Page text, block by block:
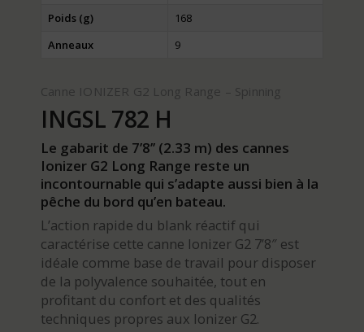
Poids (g)
168
Anneaux
9
Canne IONIZER G2 Long Range – Spinning
INGSL 782 H
Le gabarit de 7’8’’ (2.33 m) des cannes
Ionizer G2 Long Range reste un
incontournable qui s’adapte aussi bien à la
pêche du bord qu’en bateau.
L’action rapide du blank réactif qui
caractérise cette canne Ionizer G2 7’8″ est
idéale comme base de travail pour disposer
de la polyvalence souhaitée, tout en
profitant du confort et des qualités
techniques propres aux Ionizer G2.